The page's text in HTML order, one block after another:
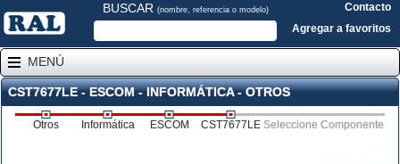
BUSCAR (nombre, referencia o modelo)
Contacto
Agregar a favoritos
MENÚ
CST7677LE - ESCOM - INFORMÁTICA - OTROS
Otros Informática ESCOM CST7677LE Seleccione Componente